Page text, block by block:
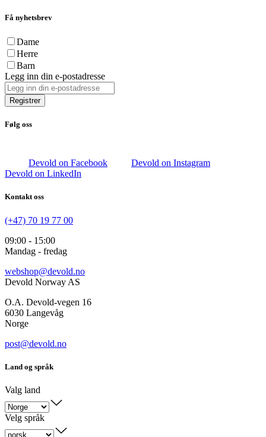
Få nyhetsbrev
Dame
Herre
Barn
Legg inn din e-postadresse
Registrer
Følg oss
Devold on Facebook
Devold on Instagram
Devold on LinkedIn
Kontakt oss
(+47) 70 19 77 00
09:00 - 15:00
Mandag - fredag
webshop@devold.no
Devold Norway AS
O.A. Devold-vegen 16
6030 Langevåg
Norge
post@devold.no
Land og språk
Valg land
Velg språk